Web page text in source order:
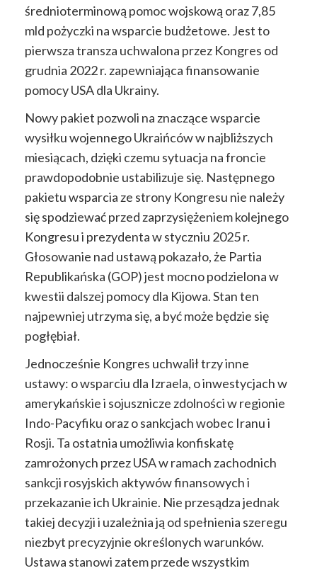
średnioterminową pomoc wojskową oraz 7,85
mld pożyczki na wsparcie budżetowe. Jest to
pierwsza transza uchwalona przez Kongres od
grudnia 2022 r. zapewniająca finansowanie
pomocy USA dla Ukrainy.
Nowy pakiet pozwoli na znaczące wsparcie
wysiłku wojennego Ukraińców w najbliższych
miesiącach, dzięki czemu sytuacja na froncie
prawdopodobnie ustabilizuje się. Następnego
pakietu wsparcia ze strony Kongresu nie należy
się spodziewać przed zaprzysiężeniem kolejnego
Kongresu i prezydenta w styczniu 2025 r.
Głosowanie nad ustawą pokazało, że Partia
Republikańska (GOP) jest mocno podzielona w
kwestii dalszej pomocy dla Kijowa. Stan ten
najpewniej utrzyma się, a być może będzie się
pogłębiał.
Jednocześnie Kongres uchwalił trzy inne
ustawy: o wsparciu dla Izraela, o inwestycjach w
amerykańskie i sojusznicze zdolności w regionie
Indo-Pacyfiku oraz o sankcjach wobec Iranu i
Rosji. Ta ostatnia umożliwia konfiskatę
zamrożonych przez USA w ramach zachodnich
sankcji rosyjskich aktywów finansowych i
przekazanie ich Ukrainie. Nie przesądza jednak
takiej decyzji i uzależnia ją od spełnienia szeregu
niezbyt precyzyjnie określonych warunków.
Ustawa stanowi zatem przede wszystkim